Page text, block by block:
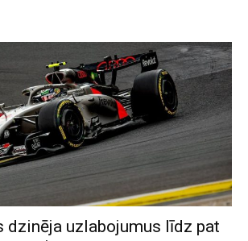
dzinēja uzlabojumus līdz pat